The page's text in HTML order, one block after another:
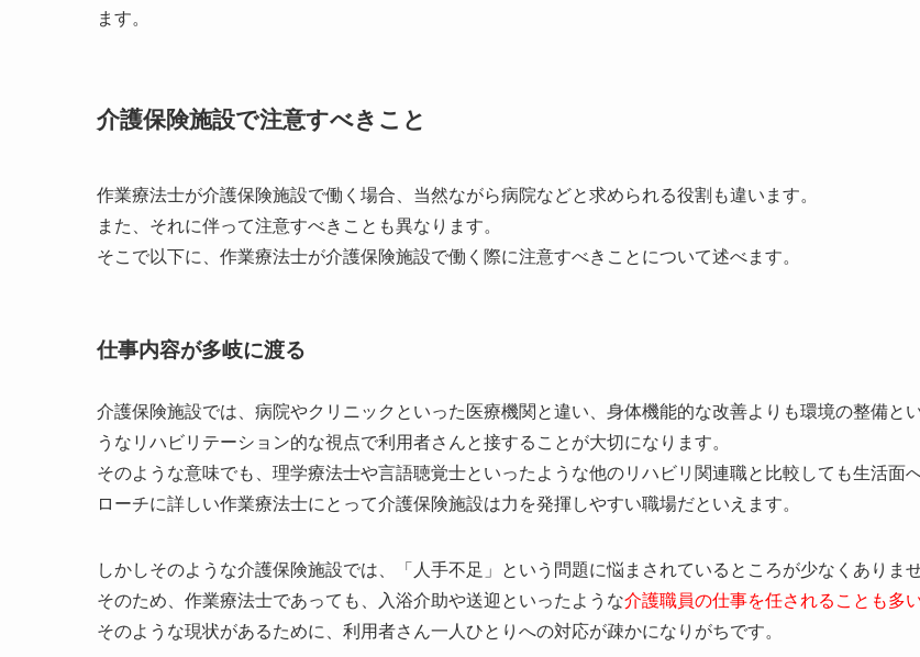
ます。
介護保険施設で注意すべきこと
作業療法士が介護保険施設で働く場合、当然ながら病院などと求められる役割も違います。
また、それに伴って注意すべきことも異なります。
そこで以下に、作業療法士が介護保険施設で働く際に注意すべきことについて述べます。
仕事内容が多岐に渡る
介護保険施設では、病院やクリニックといった医療機関と違い、身体機能的な改善よりも環境の整備と
うなリハビリテーション的な視点で利用者さんと接することが大切になります。
そのような意味でも、理学療法士や言語聴覚士といったような他のリハビリ関連職と比較しても生活面
ローチに詳しい作業療法士にとって介護保険施設は力を発揮しやすい職場だといえます。
しかしそのような介護保険施設では、「人手不足」という問題に悩まされているところが少なくありませ
そのため、作業療法士であっても、入浴介助や送迎といったような介護職員の仕事を任されることも多
そのような現状があるために、利用者さん一人ひとりへの対応が疎かになりがちです。